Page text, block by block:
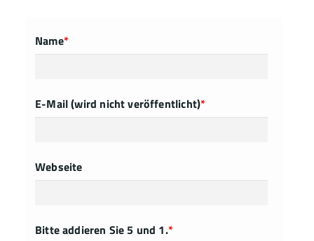
Name*
E-Mail (wird nicht veröffentlicht)*
Webseite
Bitte addieren Sie 5 und 1.*